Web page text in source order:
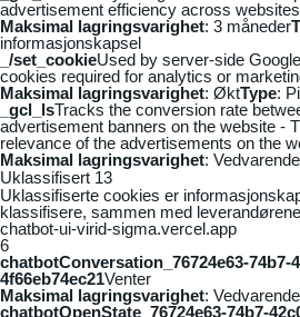
advertisement efficiency across
Maksimal lagringsvarighet: 3 måneder
informasjonskapsel
_/set_cookieUsed by server-side
cookies required for analytics or
Maksimal lagringsvarighet: ØktType:
_gcl_lsTracks the conversion rate
advertisement banners on the website -
relevance of the advertisements on the
Maksimal lagringsvarighet: Vedvarende
Uklassifisert 13
Uklassifiserte cookies er
klassifisere, sammen med
chatbot-ui-virid-sigma.vercel.app
6
chatbotConversation_76724e63-74b7-
4f66eb74ec21Venter
Maksimal lagringsvarighet: Vedvarende
chatbotOpenState_76724e63-74b7-